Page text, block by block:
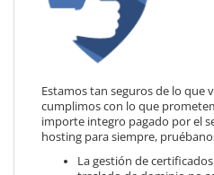
Estamos tan seguros de lo que
cumplimos con lo que
importe integro pagado por el
hosting para siempre,
La gestión de